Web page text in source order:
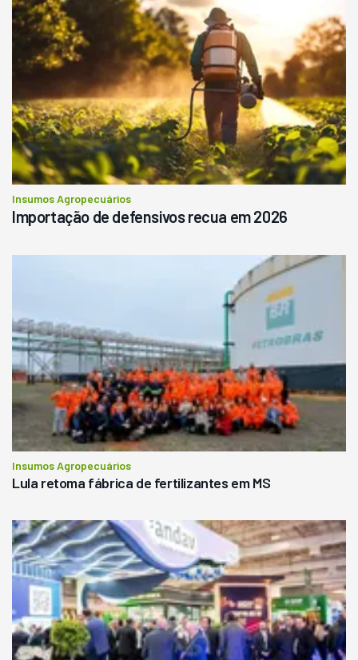
Insumos Agropecuários
Importação de defensivos recua em 2026
Insumos Agropecuários
Lula retoma fábrica de fertilizantes em MS